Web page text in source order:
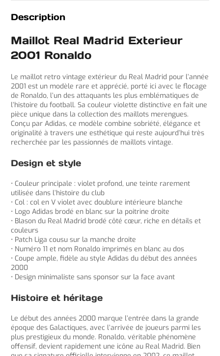
Description
Maillot Real Madrid Exterieur
2001 Ronaldo
Le maillot retro vintage extérieur du Real Madrid pour l’année
2001 est un modèle rare et apprécié, porté ici avec le flocage
de Ronaldo, l’un des attaquants les plus emblématiques de
l’histoire du football. Sa couleur violette distinctive en fait une
pièce unique dans la collection des maillots merengues.
Conçu par Adidas, ce modèle combine sobriété, élégance et
originalité à travers une esthétique qui reste aujourd’hui très
recherchée par les passionnés de maillots vintage.
Design et style
• Couleur principale : violet profond, une teinte rarement
utilisée dans l’histoire du club
• Col : col en V violet avec doublure intérieure blanche
• Logo Adidas brodé en blanc sur la poitrine droite
• Blason du Real Madrid brodé côté cœur, riche en détails et
couleurs
• Patch Liga cousu sur la manche droite
• Numéro 11 et nom Ronaldo imprimés en blanc au dos
• Coupe ample, fidèle au style Adidas du début des années
2000
• Design minimaliste sans sponsor sur la face avant
Histoire et héritage
Le début des années 2000 marque l’entrée dans la grande
époque des Galactiques, avec l’arrivée de joueurs parmi les
plus prestigieux du monde. Ronaldo, véritable phénomène
offensif, devient rapidement une icône au Real Madrid. Bien